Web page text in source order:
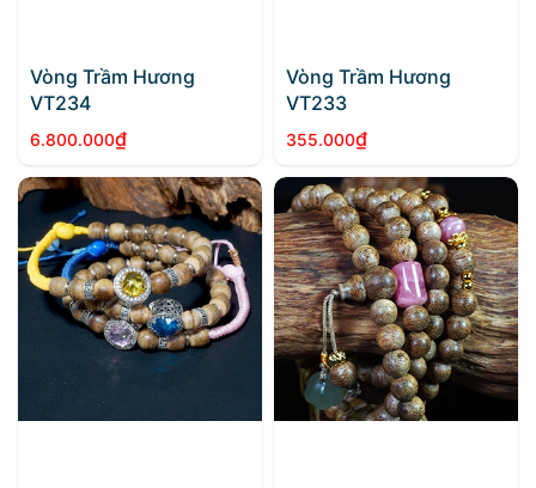
Vòng Trầm Hương
VT234
6.800.000₫
Vòng Trầm Hương
VT233
355.000₫